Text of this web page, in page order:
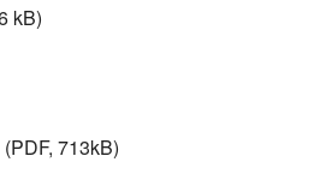
kB)
(PDF, 713kB)